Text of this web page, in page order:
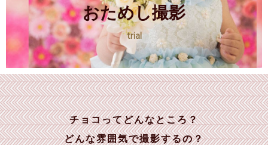
おためし撮影
trial
チョコってどんなところ？
どんな雰囲気で撮影するの？